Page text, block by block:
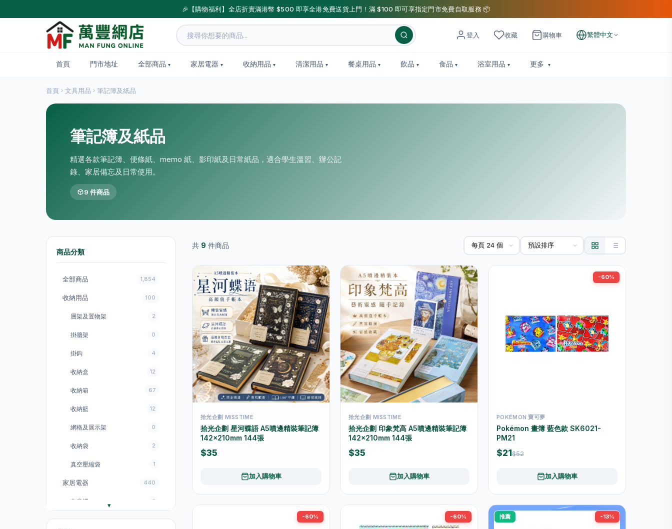
🎉【購物福利】全店折實滿港幣 $500 即享全港免費送貨上門！滿 $100 即可享指定門市免費自取服務 📦
登入 收藏 購物車 繁體中文
首頁 門市地址 全部商品 家居電器 收納用品 清潔用品 餐桌用品 飲品 食品 浴室用品 更多
首頁 文具用品 筆記簿及紙品
筆記簿及紙品
精選各款筆記簿、便條紙、memo 紙、影印紙及日常紙品，適合學生溫習、辦公記
錄、家居備忘及日常使用。
9 件商品
商品分類
全部商品 1,854
收納用品 100
層架及置物架 2
掛牆架 0
掛鈎 4
收納盒 12
收納箱 67
收納籃 12
網格及展示架 0
收納袋 2
真空壓縮袋 1
家居電器 440
收音機 3
電飯煲 18
共 9 件商品
拾光企劃 MISSTIME
拾光企劃 星河蝶語 A5噴邊精裝筆記簿
142×210mm 144張
$35
加入購物車
拾光企劃 MISSTIME
拾光企劃 印象梵高 A5噴邊精裝筆記簿
142×210mm 144張
$35
加入購物車
-60%
POKÉMON 寶可夢
Pokémon 畫簿 藍色款 SK6021-
PM21
$21$52
加入購物車
-60% -60% 推薦 -13%